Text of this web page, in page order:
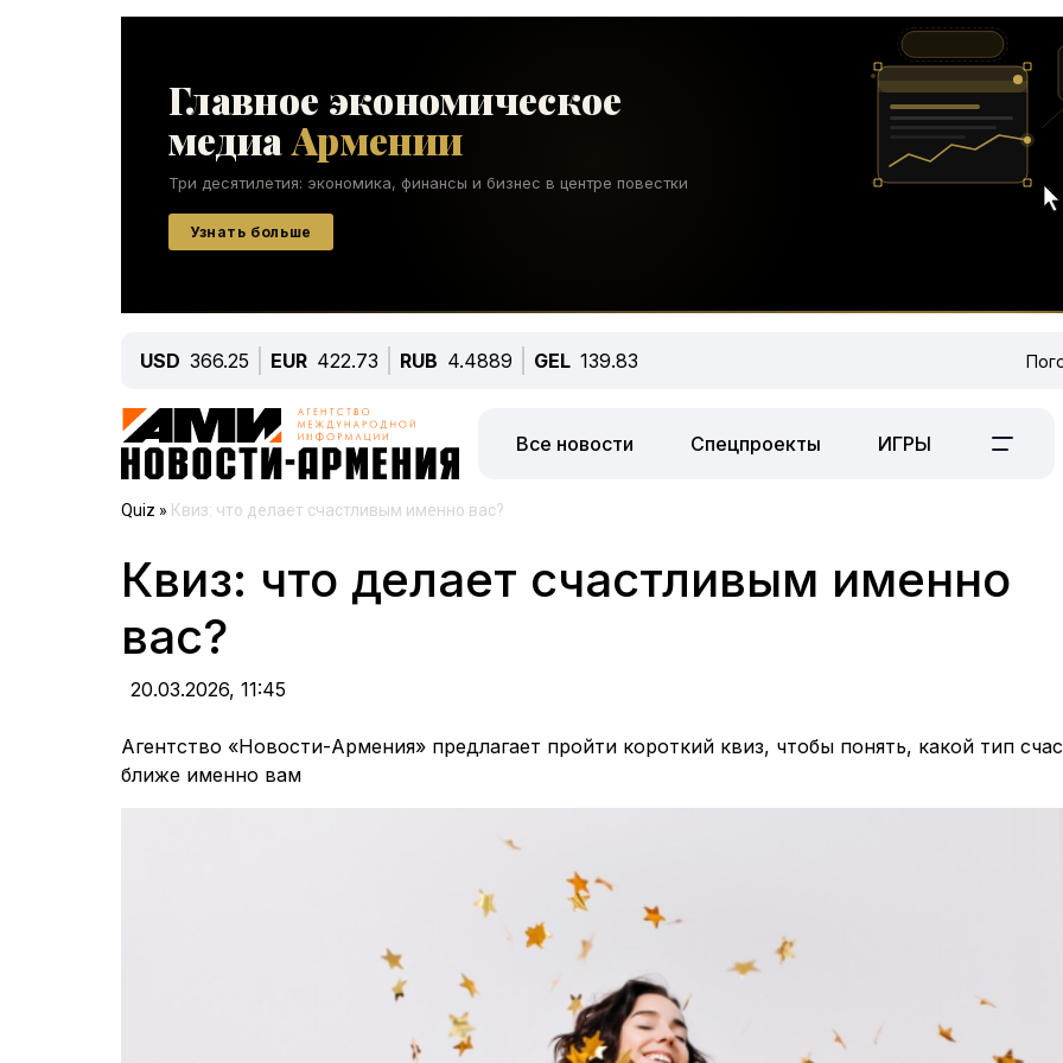
USD 366.25 EUR 422.73 RUB 4.4889 GEL 139.83
Все новости Спецпроекты ИГРЫ
Quiz » Квиз: что делает счастливым именно вас?
Квиз: что делает счастливым именно
вас?
20.03.2026, 11:45
Агентство «Новости-Армения» предлагает пройти короткий квиз, чтобы понять, какой тип
ближе именно вам